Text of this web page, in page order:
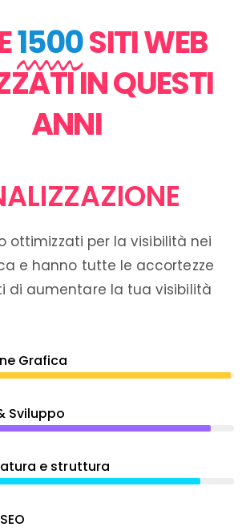
1500SITI WEB
IN QUESTI
ANNI
ottimizzati per la visibilità nei
e hanno tutte le accortezze
di aumentare la tua visibilità
Grafica
Sviluppo
e struttura